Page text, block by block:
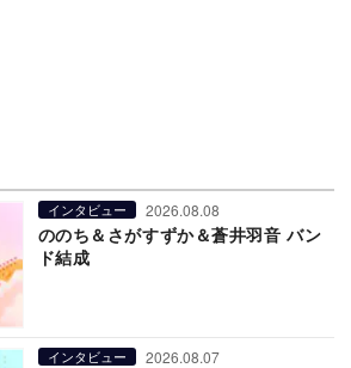
インタビュー 2026.08.08
ののち＆さがすずか＆蒼井羽音 バン
ド結成
インタビュー 2026.08.07